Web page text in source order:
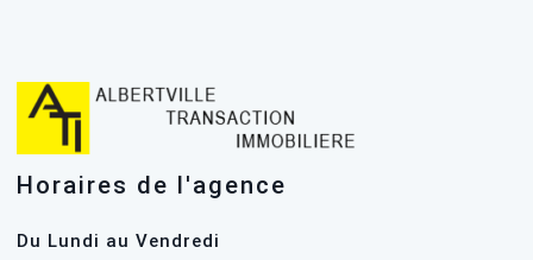
Horaires de l'agence
Du Lundi au Vendredi